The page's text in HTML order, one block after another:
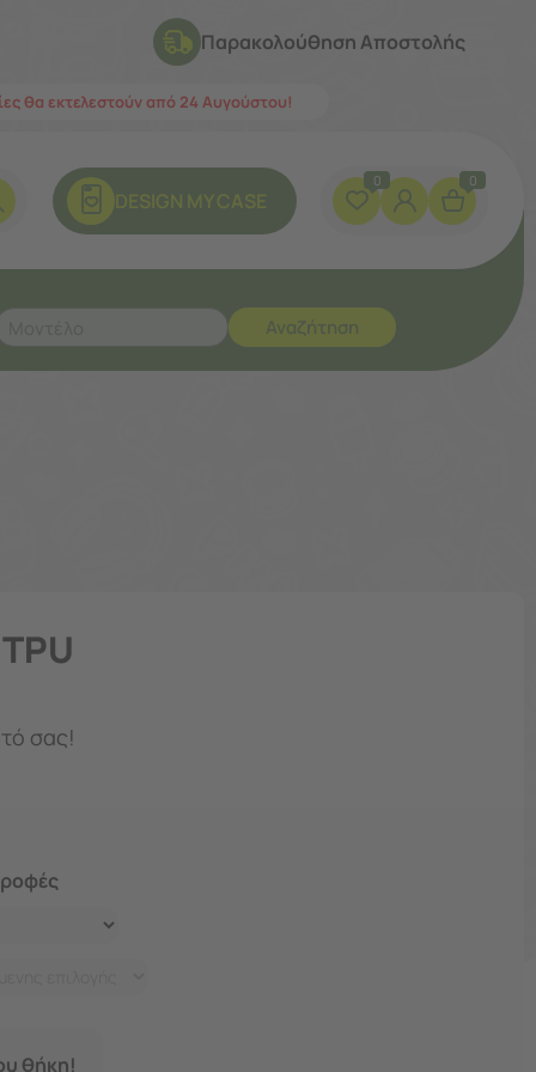
Παρακολούθηση Αποστολής
θα εκτελεστούν από 24 Αυγούστου!
DESIGN ΜY CASE
0 0
Αναζήτηση
σας!
θήκη!